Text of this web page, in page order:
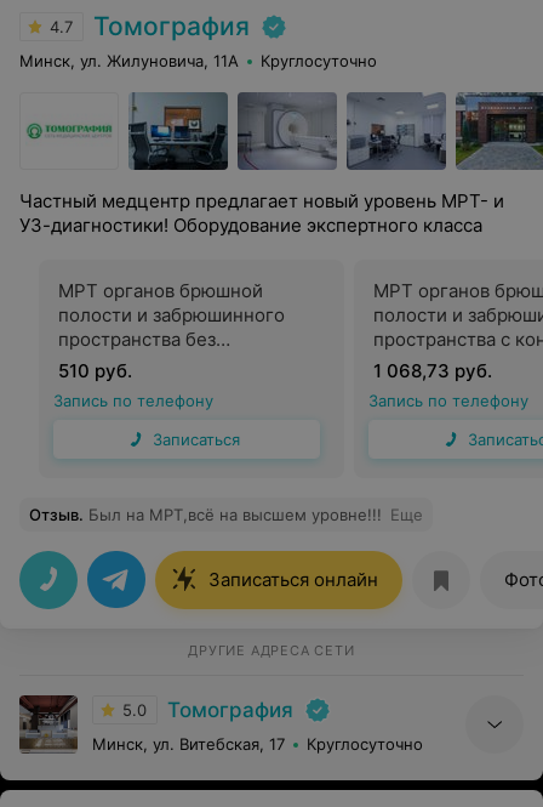
4.7 Томография
Минск, ул. Жилуновича, 11А Круглосуточно
Частный медцентр предлагает новый уровень МРТ- и
УЗ-диагностики! Оборудование экспертного класса
МРТ органов брюшной
полости и забрюшинного
пространства без
контрастного усиления
510 руб.
Запись по телефону
Записаться
МРТ органов
полости и
пространства с
усилением
1 068,73 руб.
Запись по телефону
Отзыв. Был на МРТ,всё на высшем уровне!!! Еще
Записаться онлайн
ДРУГИЕ АДРЕСА СЕТИ
5.0 Томография
Минск, ул. Витебская, 17 Круглосуточно